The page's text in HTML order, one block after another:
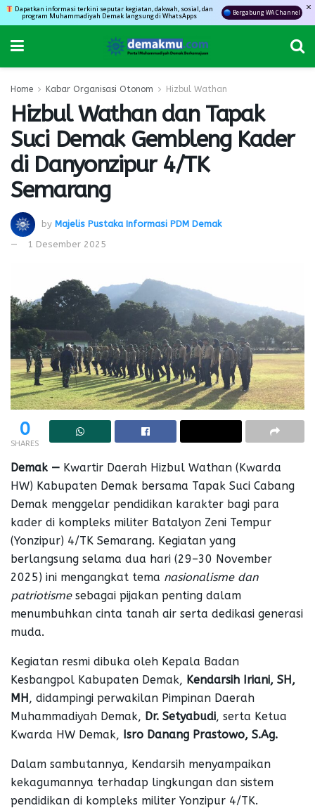
Dapatkan informasi terkini seputar kegiatan, dakwah, sosial, dan
program Muhammadiyah Demak langsung di WhatsApps Bergabung WA Channel
Home Kabar Organisasi Otonom Hizbul Wathan
Hizbul Wathan dan Tapak
Suci Demak Gembleng Kader
di Danyonzipur 4/TK
Semarang
by Majelis Pustaka Informasi PDM Demak
1 Desember 2025
0
SHARES
Demak — Kwartir Daerah Hizbul Wathan (Kwarda
HW) Kabupaten Demak bersama Tapak Suci Cabang
Demak menggelar pendidikan karakter bagi para
kader di kompleks militer Batalyon Zeni Tempur
(Yonzipur) 4/TK Semarang. Kegiatan yang
berlangsung selama dua hari (29–30 November
2025) ini mengangkat tema nasionalisme dan
patriotismesebagai pijakan penting dalam
menumbuhkan cinta tanah air serta dedikasi generasi
muda.
Kegiatan resmi dibuka oleh Kepala Badan
Kesbangpol Kabupaten Demak, Kendarsih Iriani, SH,
MH, didampingi perwakilan Pimpinan Daerah
Muhammadiyah Demak, Dr. Setyabudi, serta Ketua
Kwarda HW Demak, Isro Danang Prastowo, S.Ag.
Dalam sambutannya, Kendarsih menyampaikan
kekagumannya terhadap lingkungan dan sistem
pendidikan di kompleks militer Yonzipur 4/TK.